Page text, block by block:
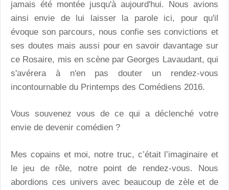
jamais été montée jusqu'à aujourd'hui. Nous avions
ainsi envie de lui laisser la parole ici, pour qu'il
évoque son parcours, nous confie ses convictions et
ses doutes mais aussi pour en savoir davantage sur
ce Rosaire, mis en scène par Georges Lavaudant, qui
s'avérera à n'en pas douter un rendez-vous
incontournable du Printemps des Comédiens 2016.
Vous souvenez vous de ce qui a déclenché votre
envie de devenir comédien ?
Mes copains et moi, notre truc, c’était l’imaginaire et
le jeu de rôle, notre point de rendez-vous. Nous
abordions ces univers avec beaucoup de zèle et de